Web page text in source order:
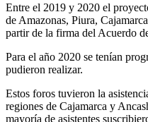
Entre el 2019 y 2020 el
de Amazonas, Piura,
partir de la firma del Acuerdo
Para el año 2020 se tenían
pudieron realizar.
Estos foros tuvieron la
regiones de Cajamarca y
mayoría de asistentes